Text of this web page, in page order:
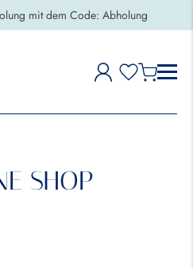
mit dem Code: Abholung
SHOP